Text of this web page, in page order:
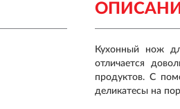
Кухонный нож
отличается
продуктов. С
деликатесы на